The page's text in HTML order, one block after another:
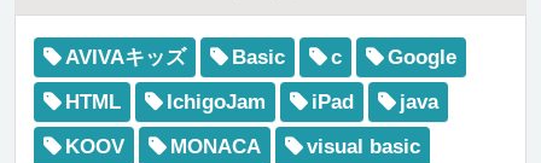
AVIVAキッズ Basic c
Google
HTML
IchigoJam iPad
java
KOOV
MONACA
visual basic